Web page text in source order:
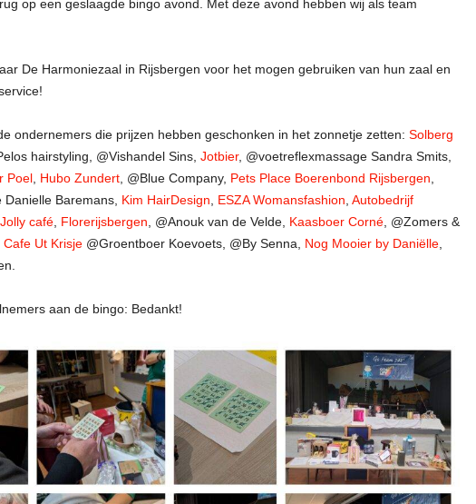
op een geslaagde bingo avond. Met deze avond hebben wij als team
De Harmoniezaal in Rijsbergen voor het mogen gebruiken van hun zaal en
ondernemers die prijzen hebben geschonken in het zonnetje zetten: Solberg
hairstyling, @Vishandel Sins, Jotbier, @voetreflexmassage Sandra Smits,
Poel, Hubo Zundert, @Blue Company, Pets Place Boerenbond Rijsbergen
Baremans, Kim HairDesign ESZA Womansfashion Autobedrijf
Jolly café, Florerijsbergen , @Anouk van de Velde, Kaasboer Corné, @Zomers &
Cafe Ut Krisje@Groentboer Koevoets, @By Senna, Nog Mooier by Daniëlle,
aan de bingo: Bedankt!